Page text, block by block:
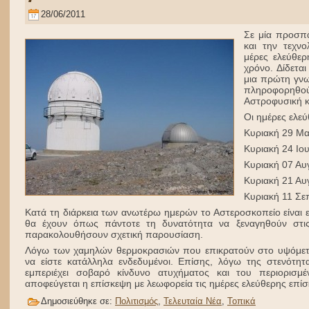
28/06/2011
Σε μία
και την
μέρες
χρόνο.
μια πρώτη
Αστροφυσική
Οι ημέρες
Κυριακή 29
Κυριακή 24
Κυριακή 07
Κυριακή 21
Κυριακή 11
Κατά τη διάρκεια των ανωτέρω ημερών το Αστεροσκοπείο
θα έχουν όπως πάντοτε τη δυνατότητα να ξεναγηθούν
παρακολουθήσουν σχετική παρουσίαση.
Λόγω των χαμηλών θερμοκρασιών που επικρατούν στο
να είστε κατάλληλα ενδεδυμένοι. Επίσης, λόγω της
εμπεριέχει σοβαρό κίνδυνο ατυχήματος και του
αποφεύγεται η επίσκεψη με λεωφορεία τις ημέρες ελεύθερης
Δημοσιεύθηκε σε: Πολιτισμός, Τελευταία Νέα, Τοπικά